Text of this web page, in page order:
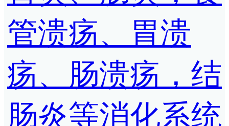
管溃疡、胃溃
疡、肠溃疡，结
肠炎等消化系统